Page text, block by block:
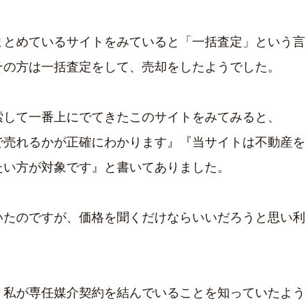
めているサイトをみていると「一括査定」という言
方は一括査定をして、売却をしたようでした。
て一番上にでてきたこのサイトをみてみると、
売れるかが正確にわかります』『当サイトは不動産を
方が対象です』と書いてありました。
のですが、価格を聞くだけならいいだろうと思い利
が専任媒介契約を結んでいることを知っていたよう